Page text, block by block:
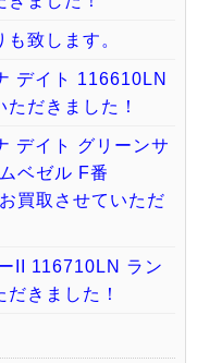
致します。
デイト 116610LN
だきました！
デイト グリーンサ
ベゼル F番
取させていただ
II 116710LN ラン
きました！